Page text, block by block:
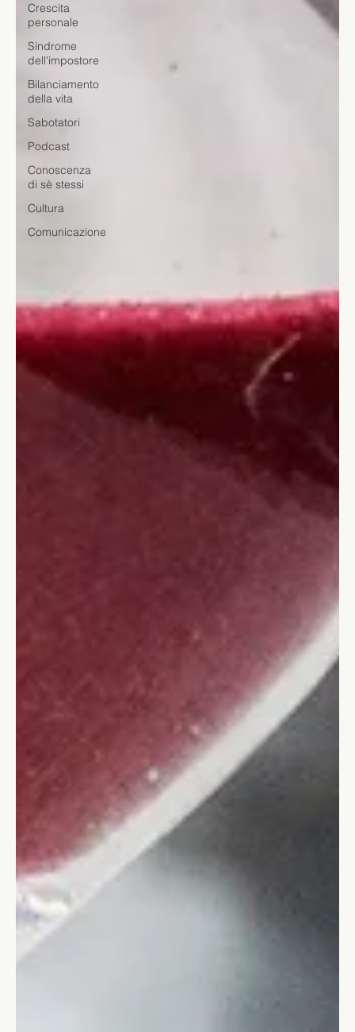
Crescita
personale
Sindrome
dell'impostore
Bilanciamento
della vita
Sabotatori
Podcast
Conoscenza
di sè stessi
Cultura
Comunicazione